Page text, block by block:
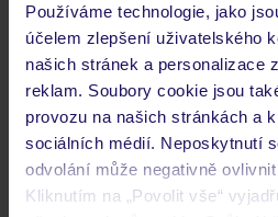
Používáme technologie, jako
účelem zlepšení uživatelského
našich stránek a personalizace
reklam. Soubory cookie jsou
provozu na našich stránkách a
sociálních médií. Neposkytnutí
odvolání může negativně
Kliknutím na „Povolit vše“
Jaké doklady jsou potřebné při
Budeme ubytováni ihned po
Kam jít po přistání a vyzvednutí
Zobrazit